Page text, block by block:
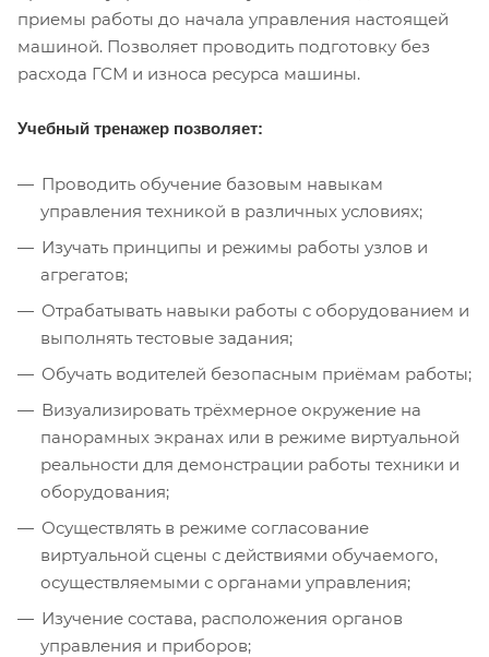
приемы работы до начала управления настоящей
машиной. Позволяет проводить подготовку без
расхода ГСМ и износа ресурса машины.
Учебный тренажер позволяет:
Проводить обучение базовым навыкам
управления техникой в различных условиях;
Изучать принципы и режимы работы узлов и
агрегатов;
Отрабатывать навыки работы с оборудованием и
выполнять тестовые задания;
Обучать водителей безопасным приёмам работы;
Визуализировать трёхмерное окружение на
панорамных экранах или в режиме виртуальной
реальности для демонстрации работы техники и
оборудования;
Осуществлять в режиме согласование
виртуальной сцены с действиями обучаемого,
осуществляемыми с органами управления;
Изучение состава, расположения органов
управления и приборов;